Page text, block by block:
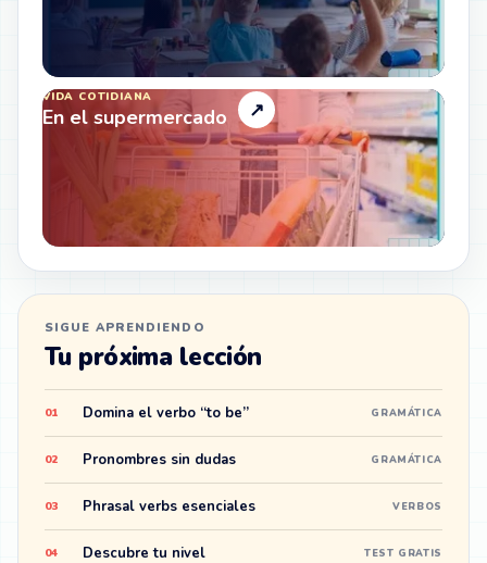
VIDA COTIDIANA
En el supermercado ↗
SIGUE APRENDIENDO
Tu próxima lección
01 Domina el verbo “to be” GRAMÁTICA
02 Pronombres sin dudas GRAMÁTICA
03 Phrasal verbs esenciales VERBOS
04 Descubre tu nivel TEST GRATIS